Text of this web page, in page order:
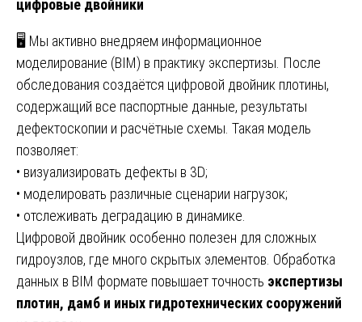
цифровые двойники
🖥️ Мы активно внедряем информационное
моделирование (BIM) в практику экспертизы. После
обследования создаётся цифровой двойник плотины,
содержащий все паспортные данные, результаты
дефектоскопии и расчётные схемы. Такая модель
позволяет:
• визуализировать дефекты в 3D;
• моделировать различные сценарии нагрузок;
• отслеживать деградацию в динамике.
Цифровой двойник особенно полезен для сложных
гидроузлов, где много скрытых элементов. Обработка
данных в BIM формате повышает точность экспертизы
плотин, дамб и иных гидротехнических сооружений